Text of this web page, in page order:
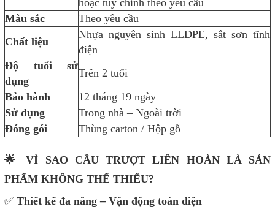
Màu sắc
Theo yêu cầu
Chất liệu
Nhựa nguyên sinh LLDPE, sắt sơn tĩnh
điện
Độ tuổi sử
dụng
Trên 2 tuổi
Bảo hành
12 tháng 19 ngày
Sử dụng
Trong nhà – Ngoài trời
Đóng gói
Thùng carton / Hộp gỗ
🌟 VÌ SAO CẦU TRƯỢT LIÊN HOÀN LÀ SẢN
PHẨM KHÔNG THỂ THIẾU?
✅ Thiết kế đa năng – Vận động toàn diện